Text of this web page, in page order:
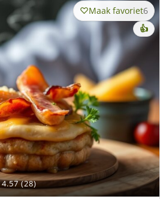
4.57 (28)
Maak favoriet6
👍